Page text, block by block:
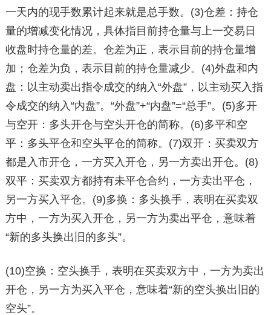
一天内的现手数累计起来就是总手数。(3)仓差：持仓
量的增减变化情况，具体指目前持仓量与上一交易日
收盘时持仓量的差。仓差为正，表示目前的持仓量增
加；仓差为负，表示目前的持仓量减少。(4)外盘和内
盘：以主动卖出指令成交的纳入“外盘”，以主动买入指
令成交的纳入“内盘”。“外盘”+“内盘”=“总手”。(5)多开
与空开：多头开仓与空头开仓的简称。(6)多平和空
平：多头平仓和空头平仓的简称。(7)双开：买卖双方
都是入市开仓，一方买入开仓，另一方卖出开仓。(8)
双平：买卖双方都持有未平仓合约，一方卖出平仓，
另一方买入平仓。(9)多换：多头换手，表明在买卖双
方中，一方为买入开仓，另一方为卖出平仓，意味着
“新的多头换出旧的多头”。
(10)空换：空头换手，表明在买卖双方中，一方为卖出
开仓，另一方为买入平仓，意味着“新的空头换出旧的
空头”。